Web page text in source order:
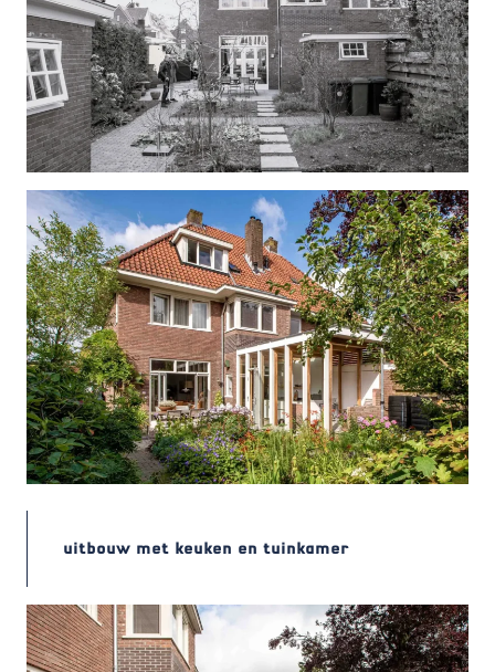
uitbouw met keuken en tuinkamer